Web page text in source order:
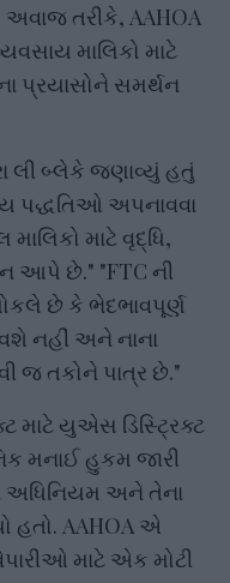
તરીકે, AAHOA
માલિકો માટે
પ્રયાસોને સમર્થન
લી બ્લેકે જણાવ્યું હતું
પદ્ધતિઓ અપનાવવા
માટે વૃદ્ધિ,
આપે છે." "FTC ની
છે કે ભેદભાવપૂર્ણ
નહીં અને નાના
જ તકોને પાત્ર છે."
માટે યુએસ ડિસ્ટ્રિક્ટ
મનાઈ હુકમ જારી
અધિનિયમ અને તેના
હતો. AAHOA એ
માટે એક મોટી